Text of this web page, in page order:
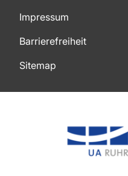
Impressum
Barrierefreiheit
Sitemap